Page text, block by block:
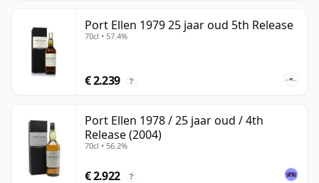
Port Ellen 1979 25 jaar oud 5th Release
70cl • 57.4%
€ 2.239 ?
Port Ellen 1978 / 25 jaar oud / 4th
Release (2004)
70cl • 56.2%
€ 2.922 ?